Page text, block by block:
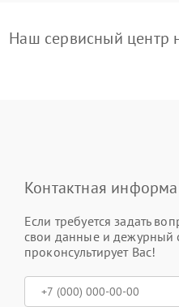
Наш сервисный центр
Контактная
Если требуется задать
свои данные и дежурный
проконсультирует Вас!